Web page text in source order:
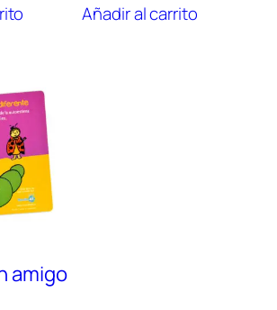
Añadir al carrito
amigo